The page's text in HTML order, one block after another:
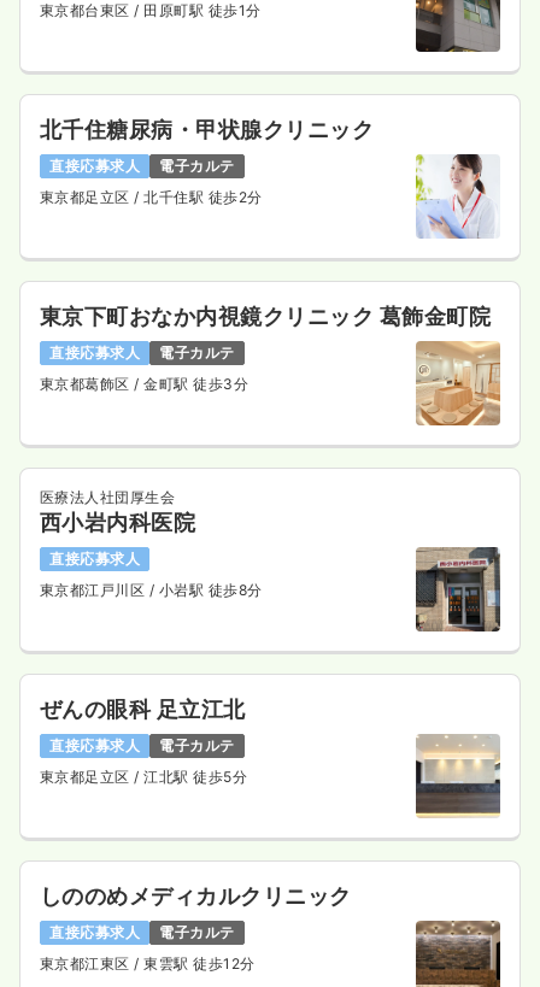
東京都台東区/ 田原町駅 徒歩1分
北千住糖尿病・甲状腺クリニック
直接応募求人
電子カルテ
東京都足立区/ 北千住駅 徒歩2分
東京下町おなか内視鏡クリニック 葛飾金町院
直接応募求人
電子カルテ
東京都葛飾区/ 金町駅 徒歩3分
医療法人社団厚生会
西小岩内科医院
直接応募求人
東京都江戸川区 / 小岩駅 徒歩8分
ぜんの眼科 足立江北
直接応募求人
電子カルテ
東京都足立区/ 江北駅 徒歩5分
しののめメディカルクリニック
直接応募求人
電子カルテ
東京都江東区/ 東雲駅 徒歩12分